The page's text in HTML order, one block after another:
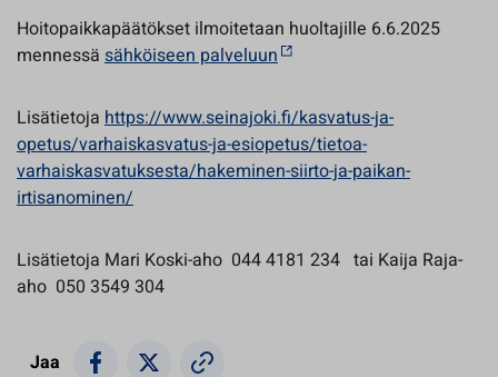
Hoitopaikkapäätökset ilmoitetaan huoltajille 6.6.2025
mennessä sähköiseen palveluun
Lisätietoja https://www.seinajoki.fi/kasvatus-ja-
opetus/varhaiskasvatus-ja-esiopetus/tietoa-
varhaiskasvatuksesta/hakeminen-siirto-ja-paikan-
irtisanominen/
Lisätietoja Mari Koski-aho 044 4181 234 tai Kaija Raja-
aho 050 3549 304
Jaa